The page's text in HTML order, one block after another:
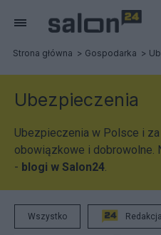
Strona główna Gospodarka
Ubezpieczenia
Ubezpieczenia w Polsce i
obowiązkowe i dobrowolne.
- blogi w Salon24.
Wszystko Redakcja